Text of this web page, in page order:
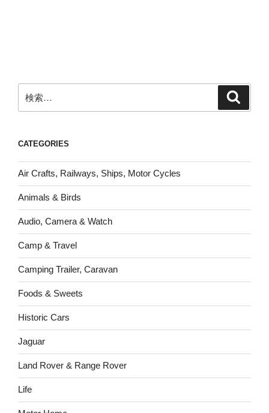
索:
CATEGORIES
Air Crafts, Railways, Ships, Motor Cycles
Animals & Birds
Audio, Camera & Watch
Camp & Travel
Camping Trailer, Caravan
Foods & Sweets
Historic Cars
Jaguar
Land Rover & Range Rover
Life